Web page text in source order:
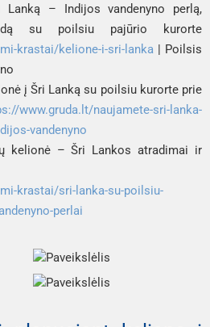
– Indijos vandenyno perlą,
su poilsiu pajūrio kurorte
krastai/kelione-i-sri-lanka | Poilsis
į Šri Lanką su poilsiu kurorte prie
www.gruda.lt/naujamete-sri-lanka-
vandenyno
kelionė – Šri Lankos atradimai ir
krastai/sri-lanka-su-poilsiu-
perlai